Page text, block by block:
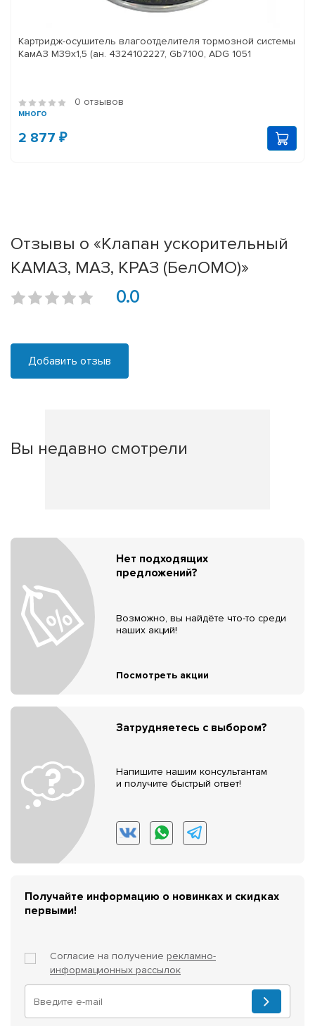
Картридж-осушитель влагоотделителя тормозной системы
КамАЗ M39x1,5 (ан. 4324102227, Gb7100, ADG 1051
0 отзывов
много
2 877 ₽
Отзывы о «Клапан ускорительный
КАМАЗ, МАЗ, КРАЗ (БелОМО)»
0.0
Добавить отзыв
Вы недавно смотрели
Нет подходящих
предложений?
Возможно, вы найдёте что-то среди
наших акций!
Посмотреть акции
Затрудняетесь с выбором?
Напишите нашим консультантам
и получите быстрый ответ!
Получайте информацию о новинках и скидках
первыми!
Согласие на получение рекламно-
информационных рассылок